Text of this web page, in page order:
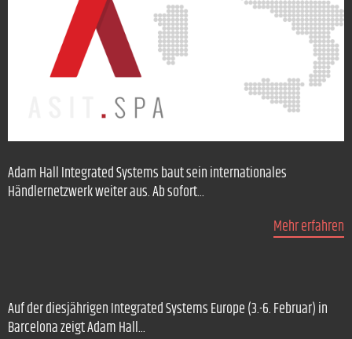
Adam Hall Integrated Systems baut sein internationales
Händlernetzwerk weiter aus. Ab sofort...
Mehr erfahren
Auf der diesjährigen Integrated Systems Europe (3.-6. Februar) in
Barcelona zeigt Adam Hall...